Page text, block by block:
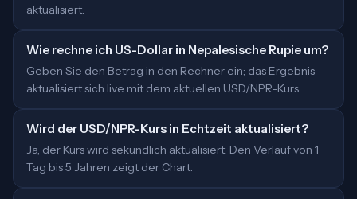
aktualisiert.
Wie rechne ich US-Dollar in Nepalesische Rupie um?
Geben Sie den Betrag in den Rechner ein; das Ergebnis
aktualisiert sich live mit dem aktuellen USD/NPR-Kurs.
Wird der USD/NPR-Kurs in Echtzeit aktualisiert?
Ja, der Kurs wird sekündlich aktualisiert. Den Verlauf von 1
Tag bis 5 Jahren zeigt der Chart.